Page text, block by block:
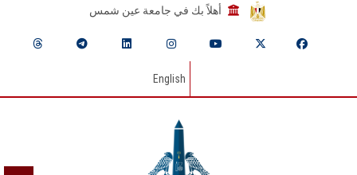
أهلاً بك في جامعة عين شمس
English